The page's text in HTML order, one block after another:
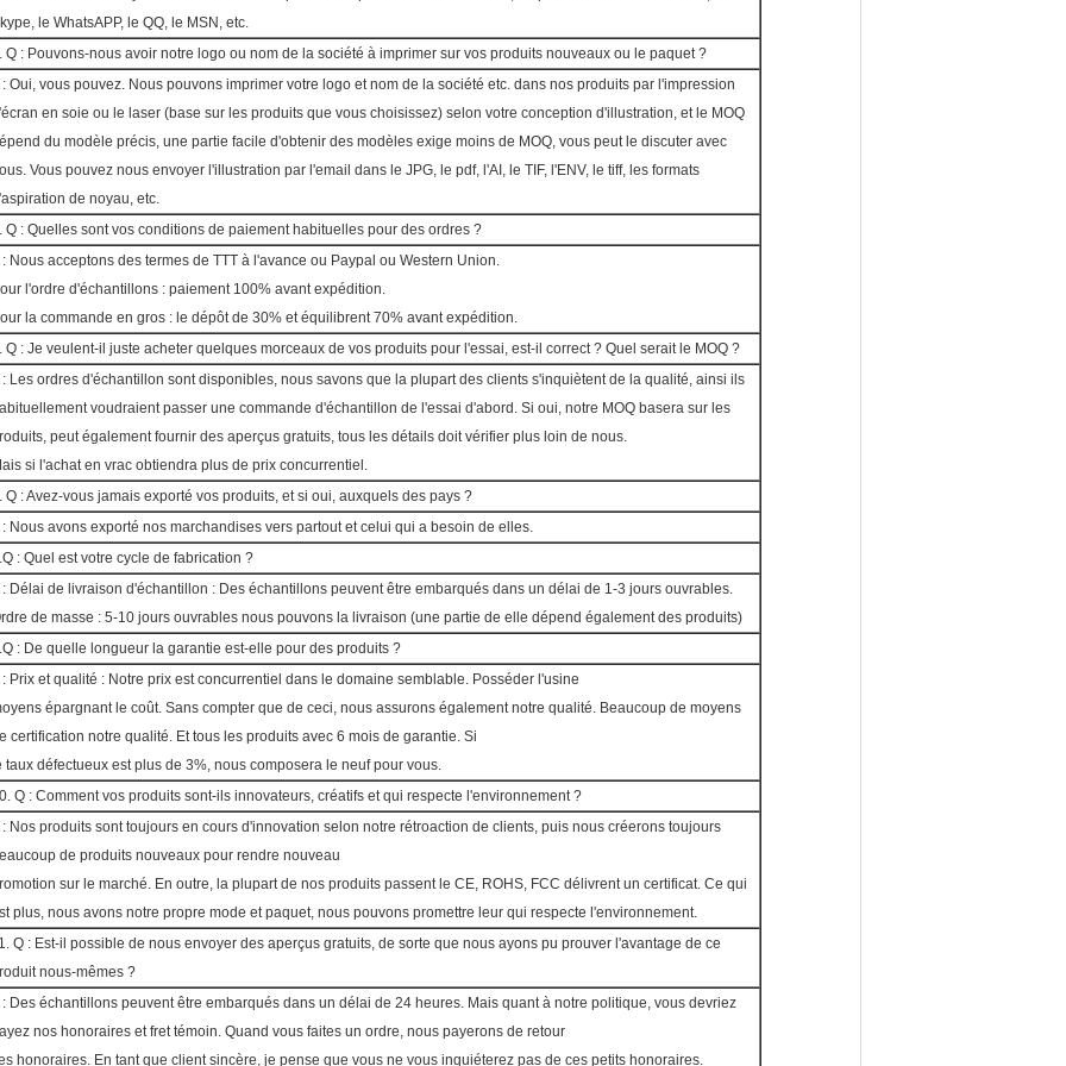
le WhatsAPP, le QQ, le MSN, etc.
Q : Pouvons-nous avoir notre logo ou nom de la société à imprimer sur vos produits nouveaux ou le paquet ?
: Oui, vous pouvez. Nous pouvons imprimer votre logo et nom de la société etc. dans nos produits par l'impression
en soie ou le laser (base sur les produits que vous choisissez) selon votre conception d'illustration, et le MOQ
du modèle précis, une partie facile d'obtenir des modèles exige moins de MOQ, vous peut le discuter avec
Vous pouvez nous envoyer l'illustration par l'email dans le JPG, le pdf, l'AI, le TIF, l'ENV, le tiff, les formats
de noyau, etc.
Q : Quelles sont vos conditions de paiement habituelles pour des ordres ?
: Nous acceptons des termes de TTT à l'avance ou Paypal ou Western Union.
l'ordre d'échantillons : paiement 100% avant expédition.
la commande en gros : le dépôt de 30% et équilibrent 70% avant expédition.
Q : Je veulent-il juste acheter quelques morceaux de vos produits pour l'essai, est-il correct ? Quel serait le MOQ ?
: Les ordres d'échantillon sont disponibles, nous savons que la plupart des clients s'inquiètent de la qualité, ainsi ils
voudraient passer une commande d'échantillon de l'essai d'abord. Si oui, notre MOQ basera sur les
peut également fournir des aperçus gratuits, tous les détails doit vérifier plus loin de nous.
si l'achat en vrac obtiendra plus de prix concurrentiel.
Q : Avez-vous jamais exporté vos produits, et si oui, auxquels des pays ?
: Nous avons exporté nos marchandises vers partout et celui qui a besoin de elles.
: Quel est votre cycle de fabrication ?
: Délai de livraison d'échantillon : Des échantillons peuvent être embarqués dans un délai de 1-3 jours ouvrables.
de masse : 5-10 jours ouvrables nous pouvons la livraison (une partie de elle dépend également des produits)
: De quelle longueur la garantie est-elle pour des produits ?
: Prix et qualité : Notre prix est concurrentiel dans le domaine semblable. Posséder l'usine
épargnant le coût. Sans compter que de ceci, nous assurons également notre qualité. Beaucoup de moyens
certification notre qualité. Et tous les produits avec 6 mois de garantie. Si
taux défectueux est plus de 3%, nous composera le neuf pour vous.
Q : Comment vos produits sont-ils innovateurs, créatifs et qui respecte l'environnement ?
: Nos produits sont toujours en cours d'innovation selon notre rétroaction de clients, puis nous créerons toujours
de produits nouveaux pour rendre nouveau
sur le marché. En outre, la plupart de nos produits passent le CE, ROHS, FCC délivrent un certificat. Ce qui
plus, nous avons notre propre mode et paquet, nous pouvons promettre leur qui respecte l'environnement.
Q : Est-il possible de nous envoyer des aperçus gratuits, de sorte que nous ayons pu prouver l'avantage de ce
nous-mêmes ?
: Des échantillons peuvent être embarqués dans un délai de 24 heures. Mais quant à notre politique, vous devriez
nos honoraires et fret témoin. Quand vous faites un ordre, nous payerons de retour
honoraires. En tant que client sincère, je pense que vous ne vous inquiéterez pas de ces petits honoraires.